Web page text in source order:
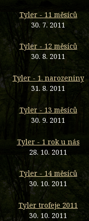
Tyler - 11 měsíců
30. 7. 2011
Tyler - 12 měsíců
30. 8. 2011
Tyler - 1. narozeniny
31. 8. 2011
Tyler - 13 měsíců
30. 9. 2011
Tyler - 1 rok u nás
28. 10. 2011
Tyler - 14 měsíců
30. 10. 2011
Tyler trofeje 2011
30. 10. 2011